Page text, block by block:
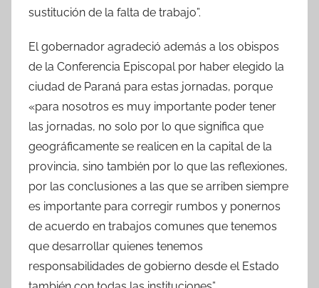
sustitución de la falta de trabajo”.
El gobernador agradeció además a los obispos
de la Conferencia Episcopal por haber elegido la
ciudad de Paraná para estas jornadas, porque
«para nosotros es muy importante poder tener
las jornadas, no solo por lo que significa que
geográficamente se realicen en la capital de la
provincia, sino también por lo que las reflexiones,
por las conclusiones a las que se arriben siempre
es importante para corregir rumbos y ponernos
de acuerdo en trabajos comunes que tenemos
que desarrollar quienes tenemos
responsabilidades de gobierno desde el Estado